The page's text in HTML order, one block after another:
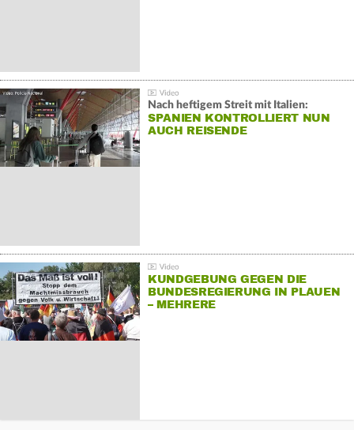
Nach heftigem Streit mit Italien:
SPANIEN KONTROLLIERT NUN
AUCH REISENDE
KUNDGEBUNG GEGEN DIE
BUNDESREGIERUNG IN PLAUEN
– MEHRERE